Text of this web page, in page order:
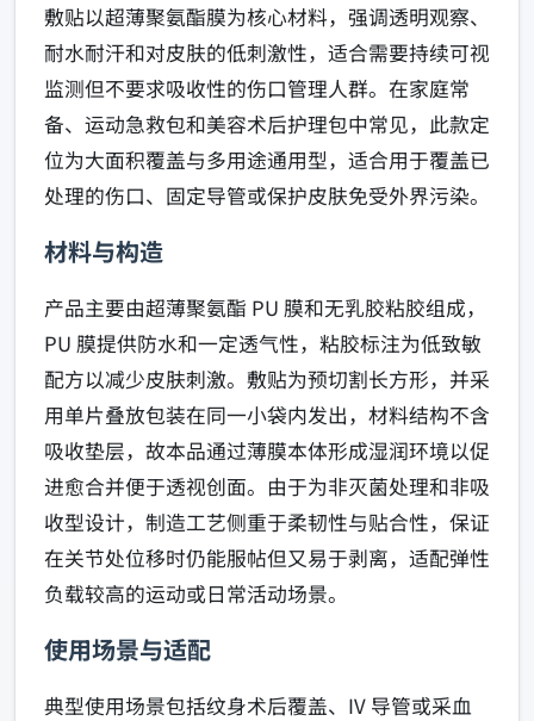
敷贴以超薄聚氨酯膜为核心材料，强调透明观察、
耐水耐汗和对皮肤的低刺激性，适合需要持续可视
监测但不要求吸收性的伤口管理人群。在家庭常
备、运动急救包和美容术后护理包中常见，此款定
位为大面积覆盖与多用途通用型，适合用于覆盖已
处理的伤口、固定导管或保护皮肤免受外界污染。
材料与构造
产品主要由超薄聚氨酯 PU 膜和无乳胶粘胶组成，
PU 膜提供防水和一定透气性，粘胶标注为低致敏
配方以减少皮肤刺激。敷贴为预切割长方形，并采
用单片叠放包装在同一小袋内发出，材料结构不含
吸收垫层，故本品通过薄膜本体形成湿润环境以促
进愈合并便于透视创面。由于为非灭菌处理和非吸
收型设计，制造工艺侧重于柔韧性与贴合性，保证
在关节处位移时仍能服帖但又易于剥离，适配弹性
负载较高的运动或日常活动场景。
使用场景与适配
典型使用场景包括纹身术后覆盖、IV 导管或采血